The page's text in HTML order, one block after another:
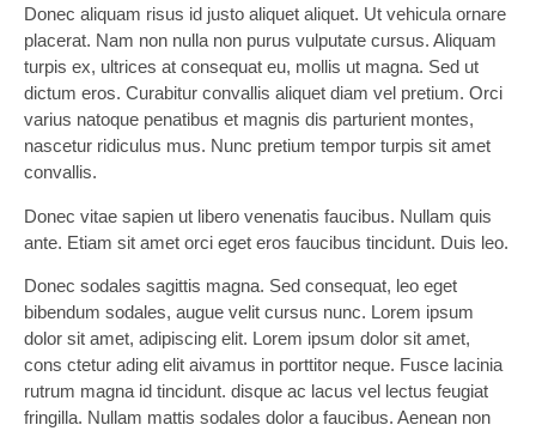
Donec aliquam risus id justo aliquet aliquet. Ut vehicula ornare
placerat. Nam non nulla non purus vulputate cursus. Aliquam
turpis ex, ultrices at consequat eu, mollis ut magna. Sed ut
dictum eros. Curabitur convallis aliquet diam vel pretium. Orci
varius natoque penatibus et magnis dis parturient montes,
nascetur ridiculus mus. Nunc pretium tempor turpis sit amet
convallis.
Donec vitae sapien ut libero venenatis faucibus. Nullam quis
ante. Etiam sit amet orci eget eros faucibus tincidunt. Duis leo.
Donec sodales sagittis magna. Sed consequat, leo eget
bibendum sodales, augue velit cursus nunc. Lorem ipsum
dolor sit amet, adipiscing elit. Lorem ipsum dolor sit amet,
cons ctetur ading elit aivamus in porttitor neque. Fusce lacinia
rutrum magna id tincidunt. disque ac lacus vel lectus feugiat
fringilla. Nullam mattis sodales dolor a faucibus. Aenean non